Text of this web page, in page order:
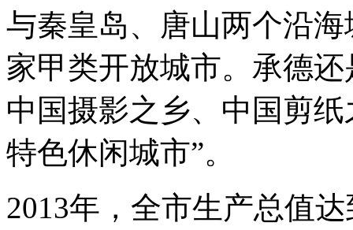
与秦皇岛、唐山两个沿
家甲类开放城市。承德
中国摄影之乡、中国剪
特色休闲城市”。
2013年，全市生产总值